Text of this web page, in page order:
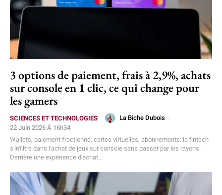
3 options de paiement, frais à 2,9%, achats
sur console en 1 clic, ce qui change pour
les gamers
SCIENCES ET TECHNOLOGIES La Biche Dubois -
22 Juin 2026 À 16h34
Wallets, paiement fractionné, cartes virtuelles, abonnements: la fintech
s'infiltre dans l'achat de jeux sur console sans passer par les rayons.
Derrière une expérience d'achat...